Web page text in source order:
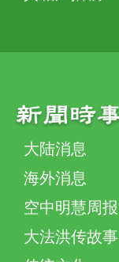
大陆消息
海外消息
空中明慧周报
大法洪传故事